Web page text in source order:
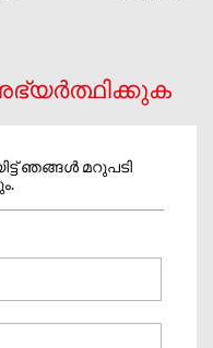
ഞങ്ങൾ മറുപടി